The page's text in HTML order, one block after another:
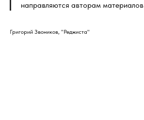
направляются авторам материалов
Григорий Звоников, "Реджиста"